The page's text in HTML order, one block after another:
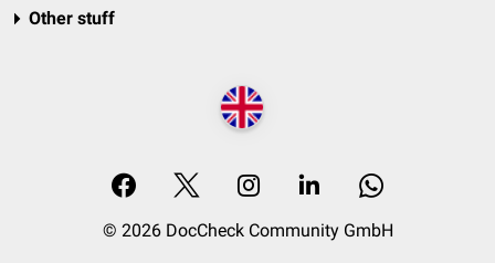
Other stuff
© 2026 DocCheck Community GmbH